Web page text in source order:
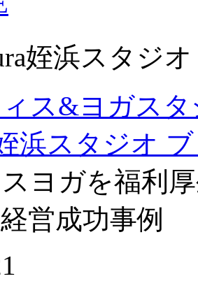
姪浜スタジ
ス&ヨガスタ
浜スタジオ
ヨガを福利
営成功事例